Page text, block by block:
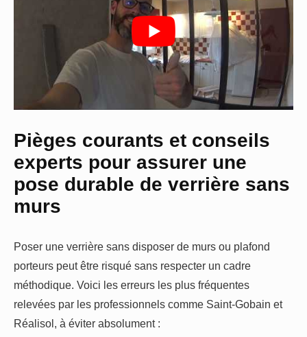
Pièges courants et conseils
experts pour assurer une
pose durable de verrière sans
murs
Poser une verrière sans disposer de murs ou plafond
porteurs peut être risqué sans respecter un cadre
méthodique. Voici les erreurs les plus fréquentes
relevées par les professionnels comme Saint-Gobain et
Réalisol, à éviter absolument :